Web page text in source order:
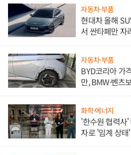
자동차·부품
현대차 올해
서 싼타페만 자
자동차·부품
BYD코리아 가
만, BMW·벤츠
화학·에너지
'한수원 협력사'
자로 '임계 상